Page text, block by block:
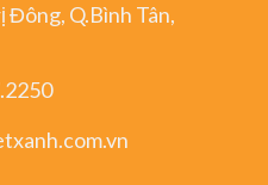
Đông, Q.Bình Tân,